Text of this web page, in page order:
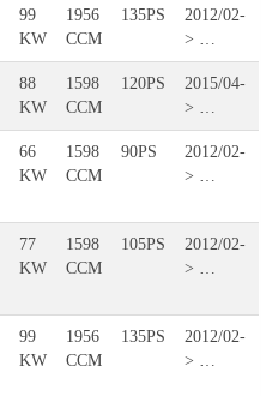
99
KW
1956
CCM
135PS
2012/02-
> …
88
KW
1598
CCM
120PS
2015/04-
> …
66
KW
1598
CCM
90PS
2012/02-
> …
77
KW
1598
CCM
105PS
2012/02-
> …
99
KW
1956
CCM
135PS
2012/02-
> …